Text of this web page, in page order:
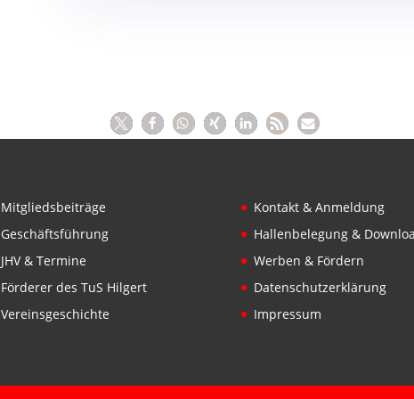
Mitgliedsbeiträge
Geschäftsführung
JHV & Termine
Förderer des TuS Hilgert
Vereinsgeschichte
Kontakt & Anmeldung
Hallenbelegung &
Werben & Fördern
Datenschutzerklärung
Impressum